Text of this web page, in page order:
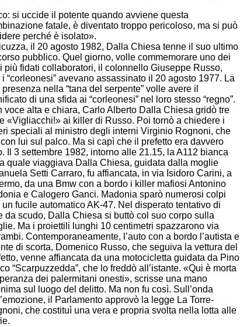
si uccide il potente quando avviene questa
fatale, è diventato troppo pericoloso, ma si può
perché è isolato».
il 20 agosto 1982, Dalla Chiesa tenne il suo ultimo
pubblico. Quel giorno, volle commemorare uno dei
più fidati collaboratori, il colonnello Giuseppe Russo,
i “corleonesi” avevano assassinato il 20 agosto 1977. La
presenza nella “tana del serpente” volle avere il
di una sfida ai “corleonesi” nel loro stesso “regno”.
voce alta e chiara, Carlo Alberto Dalla Chiesa gridò tre
«Vigliacchi!» ai killer di Russo. Poi tornò a chiedere i
speciali al ministro degli interni Virginio Rognoni, che
lui sul palco. Ma si capì che il prefetto era davvero
Il 3 settembre 1982, intorno alle 21.15, la A112 bianca
quale viaggiava Dalla Chiesa, guidata dalla moglie
Setti Carraro, fu affiancata, in via Isidoro Carini, a
da una Bmw con a bordo i killer mafiosi Antonino
e Calogero Ganci. Madonia sparò numerosi colpi
un fucile automatico AK-47. Nel disperato tentativo di
da scudo, Dalla Chiesa si buttò col suo corpo sulla
Ma i proiettili lunghi 10 centimetri spazzarono via
Contemporaneamente, l’auto con a bordo l’autista e
di scorta, Domenico Russo, che seguiva la vettura del
venne affiancata da una motocicletta guidata da Pino
“Scarpuzzedda”, che lo freddò all’istante. «Qui è morta
dei palermitani onesti», scrisse una mano
sul luogo del delitto. Ma non fu così. Sull’onda
il Parlamento approvò la legge La Torre-
che costituì una vera e propria svolta nella lotta alle